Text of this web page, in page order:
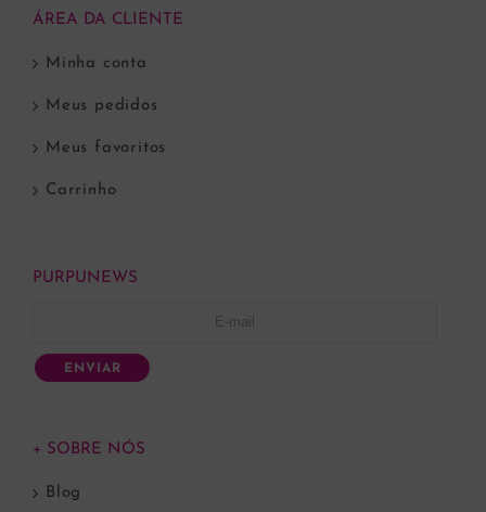
ÁREA DA CLIENTE
Minha conta
Meus pedidos
Meus favoritos
Carrinho
PURPUNEWS
ENVIAR
+ SOBRE NÓS
Blog